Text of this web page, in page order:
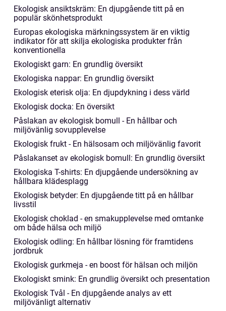
Ekologisk ansiktskräm: En djupgående titt på en
populär skönhetsprodukt
Europas ekologiska märkningssystem är en viktig
indikator för att skilja ekologiska produkter från
konventionella
Ekologiskt garn: En grundlig översikt
Ekologiska nappar: En grundlig översikt
Ekologisk eterisk olja: En djupdykning i dess värld
Ekologisk docka: En översikt
Påslakan av ekologisk bomull - En hållbar och
miljövänlig sovupplevelse
Ekologisk frukt - En hälsosam och miljövänlig favorit
Påslakanset av ekologisk bomull: En grundlig översikt
Ekologiska T-shirts: En djupgående undersökning av
hållbara klädesplagg
Ekologisk betyder: En djupgående titt på en hållbar
livsstil
Ekologisk choklad - en smakupplevelse med omtanke
om både hälsa och miljö
Ekologisk odling: En hållbar lösning för framtidens
jordbruk
Ekologisk gurkmeja - en boost för hälsan och miljön
Ekologiskt smink: En grundlig översikt och presentation
Ekologisk Tvål - En djupgående analys av ett
miljövänligt alternativ